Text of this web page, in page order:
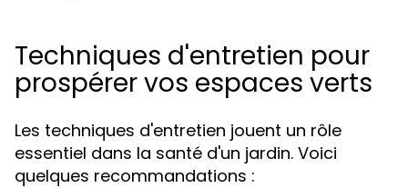
Techniques d'entretien pour
prospérer vos espaces verts
Les techniques d'entretien jouent un rôle
essentiel dans la santé d'un jardin. Voici
quelques recommandations :